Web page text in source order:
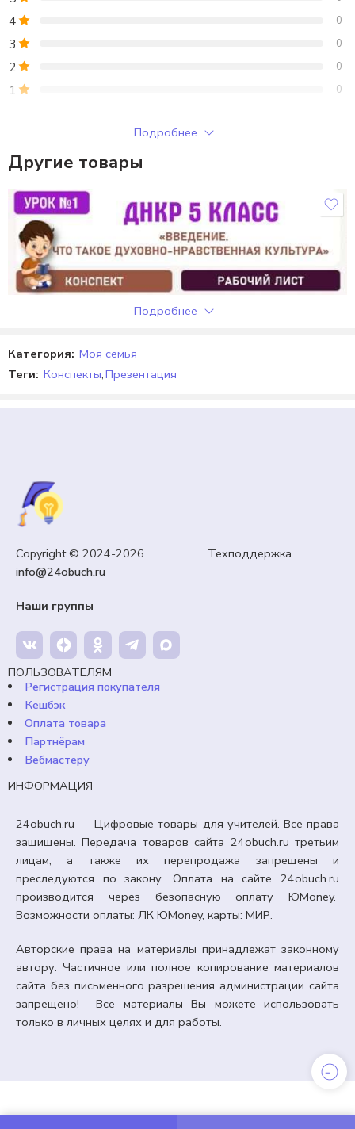
4 0
3 0
2 0
1 0
Только зарегистрированные клиенты, купившие этот товар,
могут публиковать отзывы.
Отзывы
Отзывов пока нет.
Подробнее
Другие товары
5 КЛАСС
«Введение. Что такое духовно-нравственная
Продавец:24obuch.ru
В корзину
защите». Урок №66
Подробнее
Категория: Моя семья
Теги: Конспекты,Презентация
Copyright © 2024-2026 Техподдержка
info@24obuch.ru
Наши группы
ПОЛЬЗОВАТЕЛЯМ
Регистрация покупателя
Кешбэк
Оплата товара
Партнёрам
Вебмастеру
ИНФОРМАЦИЯ
24obuch.ru — Цифровые товары для учителей. Все права
защищены. Передача товаров сайта 24obuch.ru третьим
лицам, а также их перепродажа запрещены и
преследуются по закону. Оплата на сайте 24obuch.ru
производится через безопасную оплату ЮMoney.
Возможности оплаты: ЛК ЮMoney, карты: МИР.
Авторские права на материалы принадлежат законному
автору. Частичное или полное копирование материалов
сайта без письменного разрешения администрации сайта
запрещено! Все материалы Вы можете использовать
только в личных целях и для работы.